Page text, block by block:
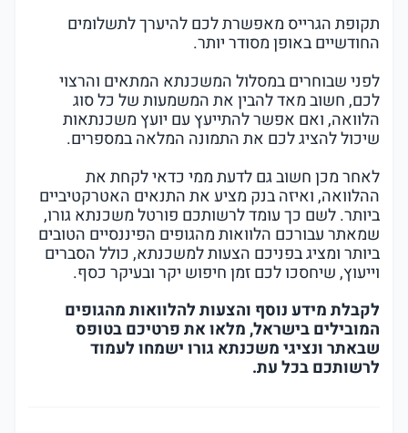
תקופת הגרייס מאפשרת לכם להיערך לתשלומים
החודשיים באופן מסודר יותר.
לפני שבוחרים במסלול המשכנתא המתאים והרצוי
לכם, חשוב מאד להבין את המשמעות של כל סוג
הלוואה, ואם אפשר להתייעץ עם יועץ משכנתאות
שיכול להציג לכם את התמונה המלאה במספרים.
לאחר מכן חשוב גם לדעת ממי כדאי לקחת את
ההלוואה, ואיזה בנק מציע את התנאים האטרקטיביים
ביותר. לשם כך עומד לרשותכם פורטל משכנתא גורו,
שמאתר עבורכם הלוואות מהגופים הפיננסיים הטובים
ביותר ומציג בפניכם הצעות למשכנתא, כולל הסברים
וייעוץ, שיחסכו לכם זמן חיפוש יקר ובעיקר כסף.
לקבלת מידע נוסף והצעות להלוואות מהגופים
המובילים בישראל, מלאו את פרטיכם בטופס
שבאתר ונציגי משכנתא גורו ישמחו לעמוד
לרשותכם בכל עת.